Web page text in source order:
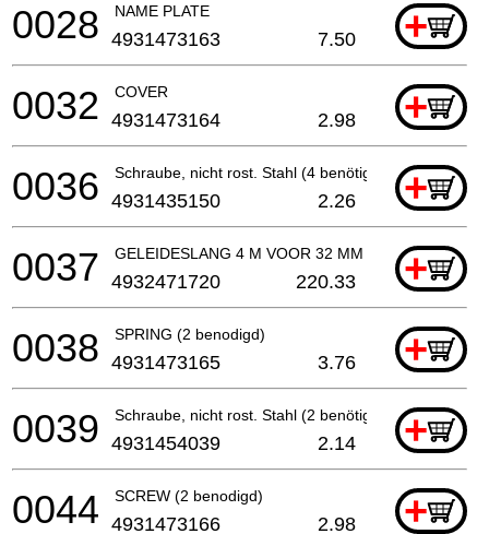
NAME PLATE +
0028 4931473163 7.50
COVER +
0032 4931473164 2.98
Schraube, nicht rost. Stahl (4 benötigt) +
0036 4931435150 2.26
GELEIDESLANG 4 M VOOR 32 MM VEREN
+
0037 4932471720 220.33
SPRING (2 benodigd) +
0038 4931473165 3.76
Schraube, nicht rost. Stahl (2 benötigt) +
0039 4931454039 2.14
SCREW (2 benodigd) +
0044 4931473166 2.98